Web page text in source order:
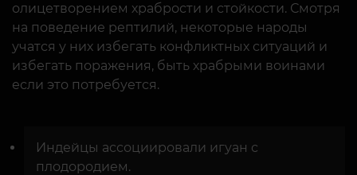
олицетворением храбрости и стойкости. Смотря
на поведение рептилий, некоторые народы
учатся у них избегать конфликтных ситуаций и
избегать поражения, быть храбрыми воинами
если это потребуется.
Индейцы ассоциировали игуан с
плодородием.